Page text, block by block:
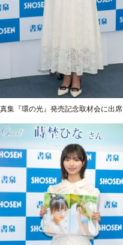
集『環の光』発売記念取材会に出席